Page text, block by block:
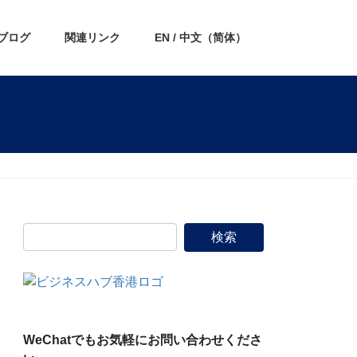
ログ 関連リンク EN / 中文（简体）
WeChatでもお気軽にお問い合わせくださ